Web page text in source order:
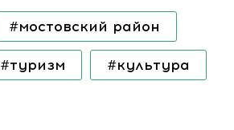
#мостовский район
#туризм #культура